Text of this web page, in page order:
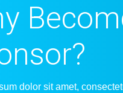
dolor sit amet,